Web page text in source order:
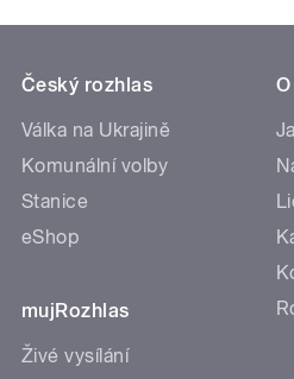
Český rozhlas
Válka na Ukrajině
Komunální volby
Stanice
eShop
mujRozhlas
Živé vysílání